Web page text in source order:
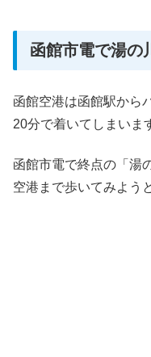
函館市電で湯の
函館空港は函館駅から
20分で着いてしまいま
函館市電で終点の「湯
空港まで歩いてみよう